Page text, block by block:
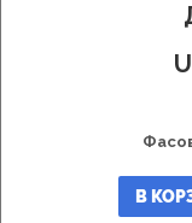
декоративная
штукатурка
В